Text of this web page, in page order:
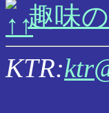
趣味
KTR: